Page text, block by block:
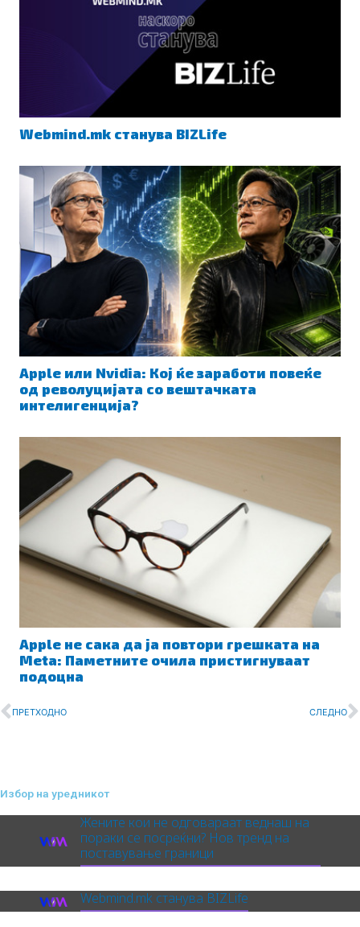
Webmind.mk станува BIZLife
Apple или Nvidia: Кој ќе заработи повеќе
од револуцијата со вештачката
интелигенција?
Apple не сака да ја повтори грешката на
Meta: Паметните очила пристигнуваат
подоцна
Prev
ПРЕТХОДНО СЛЕДНО
Избор на уредникот
Жените кои не одговараат веднаш на
пораки се посреќни? Нов тренд на
поставување граници
Webmind.mk станува BIZLife